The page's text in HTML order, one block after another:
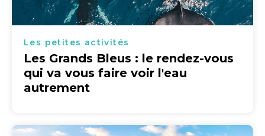
Les petites activités
Les Grands Bleus : le rendez-vous
qui va vous faire voir l'eau
autrement